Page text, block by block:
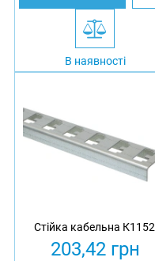
В наявності
Стійка кабельна К1152
203,42грн